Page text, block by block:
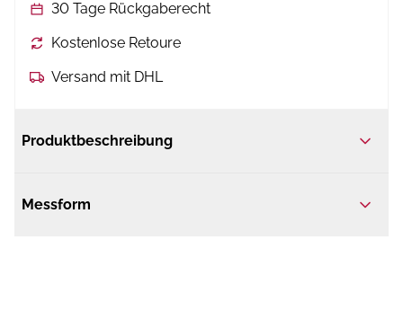
30 Tage Rückgaberecht
Kostenlose Retoure
Versand mit DHL
Produktbeschreibung
Messform